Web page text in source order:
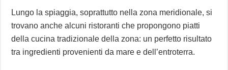
Lungo la spiaggia, soprattutto nella zona meridionale, si
trovano anche alcuni ristoranti che propongono piatti
della cucina tradizionale della zona: un perfetto risultato
tra ingredienti provenienti da mare e dell’entroterra.